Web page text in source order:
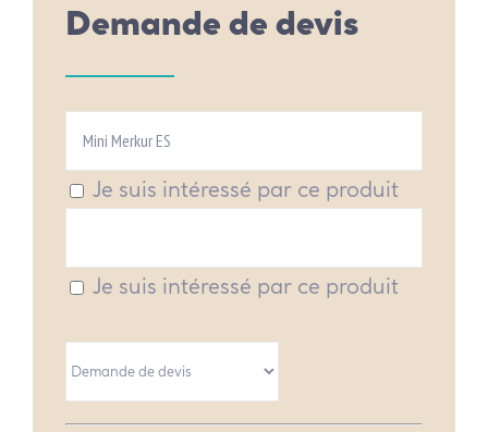
Demande de devis
Je suis intéressé par ce produit
Je suis intéressé par ce produit